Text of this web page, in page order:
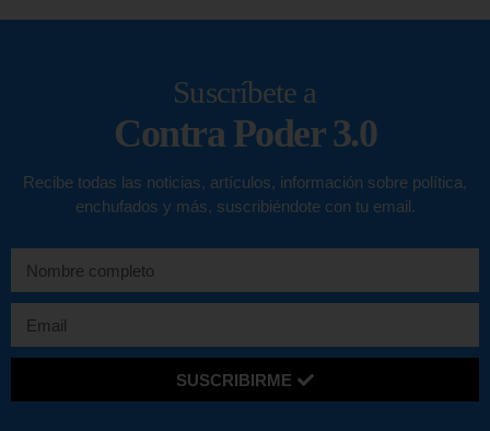
Suscríbete a
Contra Poder 3.0
Recibe todas las noticias, artículos, información sobre política,
enchufados y más, suscribiéndote con tu email.
SUSCRIBIRME